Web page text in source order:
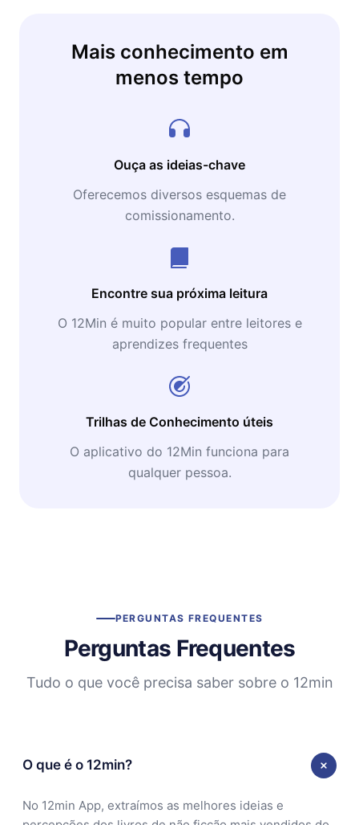
Mais conhecimento em
menos tempo
Ouça as ideias-chave
Oferecemos diversos esquemas de
comissionamento.
Encontre sua próxima leitura
O 12Min é muito popular entre leitores e
aprendizes frequentes
Trilhas de Conhecimento úteis
O aplicativo do 12Min funciona para
qualquer pessoa.
PERGUNTAS FREQUENTES
Perguntas Frequentes
Tudo o que você precisa saber sobre o 12min
O que é o 12min?
No 12min App, extraímos as melhores ideias e